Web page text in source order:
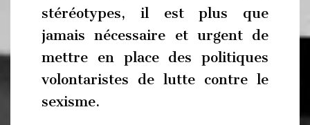
stéréotypes, il est plus que
jamais nécessaire et urgent de
mettre en place des politiques
volontaristes de lutte contre le
sexisme.